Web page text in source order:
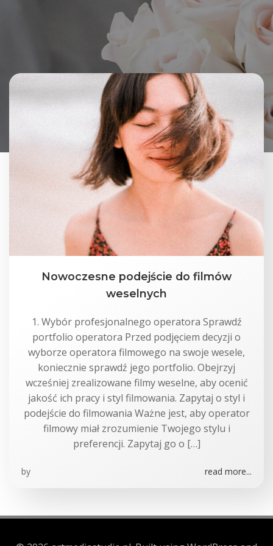
Nowoczesne podejście do filmów
weselnych
1. Wybór profesjonalnego operatora Sprawdź
portfolio operatora Przed podjęciem decyzji o
wyborze operatora filmowego na swoje wesele,
koniecznie sprawdź jego portfolio. Obejrzyj
wcześniej zrealizowane filmy weselne, aby ocenić
jakość ich pracy i styl filmowania. Zapytaj o styl i
podejście do filmowania Ważne jest, aby operator
filmowy miał zrozumienie Twojego stylu i
preferencji. Zapytaj go o […]
by read more...